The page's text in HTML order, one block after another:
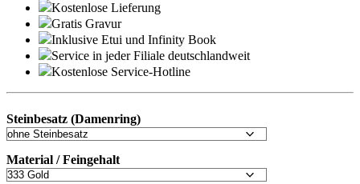
Kostenlose Lieferung
Gratis Gravur
Inklusive Etui und Infinity Book
Service in jeder Filiale deutschlandweit
Kostenlose Service-Hotline
Steinbesatz (Damenring)
Material / Feingehalt